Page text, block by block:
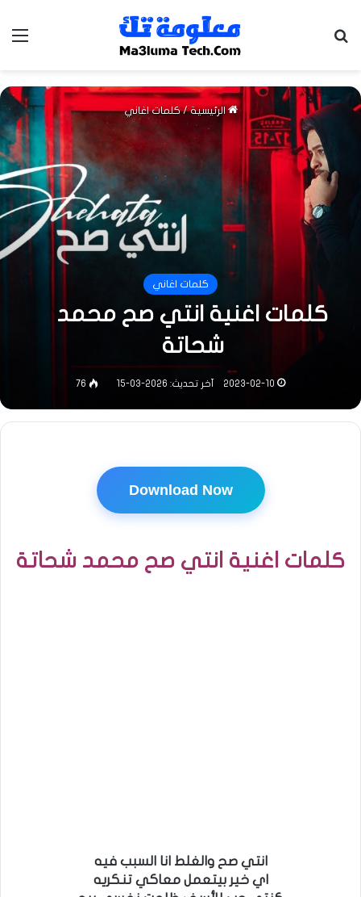
الرئيسية / كلمات اغاني
كلمات اغاني
كلمات اغنية انتي صح محمد
شحاتة
2023-02-10 آخر تحديث: 2026-03-15 76
Download Now
كلمات اغنية انتي صح محمد شحاتة
انتي صح والغلط انا السبب فيه
اي خير بيتعمل معاكي تنكريه